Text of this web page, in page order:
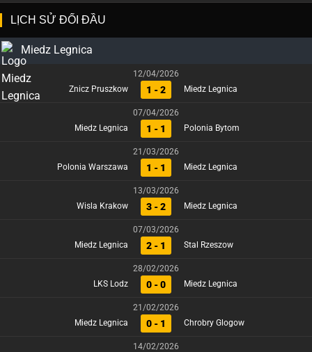
LỊCH SỬ ĐỐI ĐẦU
Miedz Legnica
12/04/2026
Znicz Pruszkow
1 - 2 Miedz Legnica
07/04/2026
Miedz Legnica
1 - 1 Polonia Bytom
21/03/2026
Polonia Warszawa
1 - 1 Miedz Legnica
13/03/2026
Wisla Krakow
3 - 2 Miedz Legnica
07/03/2026
Miedz Legnica
2 - 1 Stal Rzeszow
28/02/2026
LKS Lodz
0 - 0 Miedz Legnica
21/02/2026
Miedz Legnica
0 - 1 Chrobry Glogow
14/02/2026